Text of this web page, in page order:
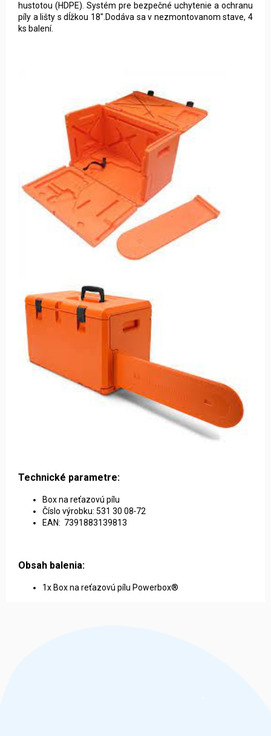
hustotou (HDPE). Systém pre bezpečné uchytenie a ochranu
píly a lišty s dĺžkou 18".Dodáva sa v nezmontovanom stave, 4
ks balení.
Technické parametre:
Box na reťazovú pílu
Číslo výrobku: 531 30 08‑72
EAN: 7391883139813
Obsah balenia:
1x Box na reťazovú pílu Powerbox®